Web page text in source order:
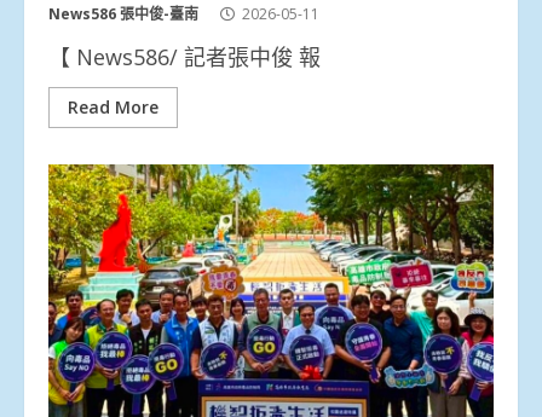
News586 張中俊-臺南 2026-05-11
【 News586/ 記者張中俊 報
Read More